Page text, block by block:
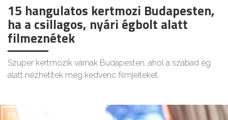
15 hangulatos kertmozi Budapesten,
ha a csillagos, nyári égbolt alatt
filmeznétek
Szuper kertmozik várnak Budapesten, ahol a szabad ég
alatt nézhetitek meg kedvenc filmjeiteket.
FILMEK